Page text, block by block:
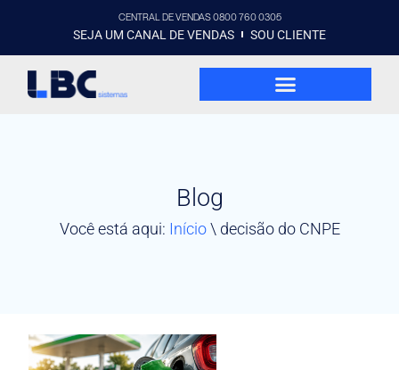
CENTRAL DE VENDAS 0800 760 0305
SEJA UM CANAL DE VENDAS SOU CLIENTE
Blog
Você está aqui: Início\ decisão do CNPE